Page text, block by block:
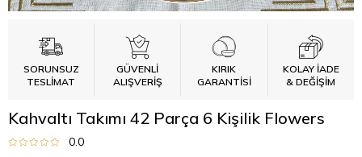
SORUNSUZ
TESLİMAT
GÜVENLİ
ALIŞVERİŞ
KIRIK
GARANTİSİ
KOLAY İADE
& DEĞİŞİM
Kahvaltı Takımı 42 Parça 6 Kişilik Flowers
0.0